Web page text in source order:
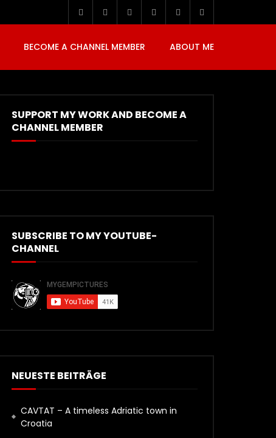
BECOME A CHANNEL MEMBER ABOUT ME
SUPPORT MY WORK AND BECOME A
CHANNEL MEMBER
SUBSCRIBE TO MY YOUTUBE-
CHANNEL
NEUESTE BEITRÄGE
CAVTAT – A timeless Adriatic town in
Croatia